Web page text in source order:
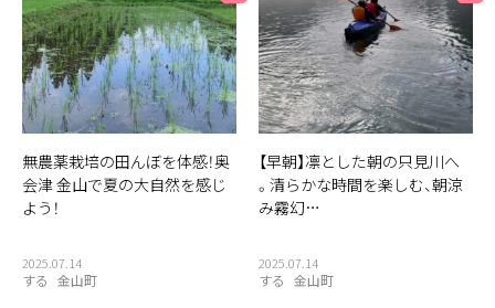
無農薬栽培の田んぼを体感！奥
会津 金山で夏の大自然を感じ
よう！
2025.07.14
する 金山町
【早朝】凛とした朝の只見川へ
。清らかな時間を楽しむ、朝涼
み霧幻…
2025.07.14
する 金山町